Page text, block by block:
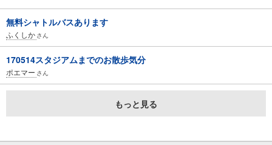
無料シャトルバスあります
ふくしか さん
170514スタジアムまでのお散歩気分
ポエマー さん
もっと見る